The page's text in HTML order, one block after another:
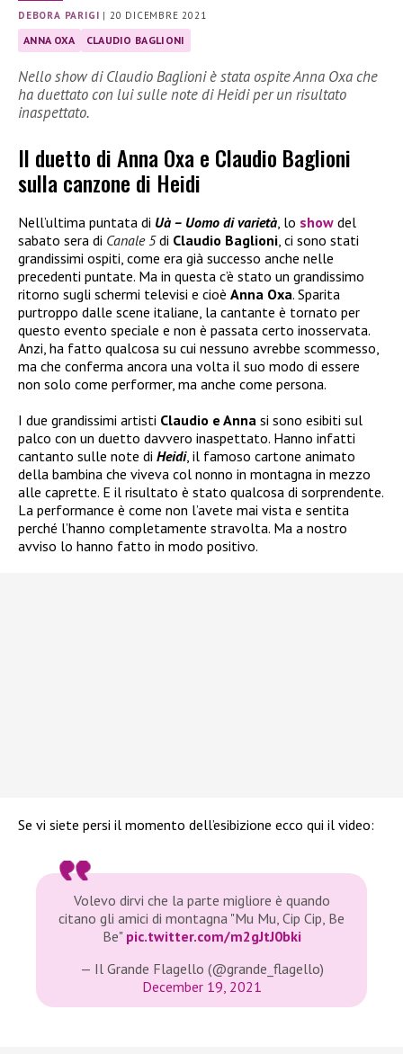
DEBORA PARIGI | 20 DICEMBRE 2021
ANNA OXA CLAUDIO BAGLIONI
Nello show di Claudio Baglioni è stata ospite Anna Oxa che
ha duettato con lui sulle note di Heidi per un risultato
inaspettato.
Il duetto di Anna Oxa e Claudio Baglioni
sulla canzone di Heidi
Nell’ultima puntata di Uà – Uomo di varietà , lo show del
sabato sera di Canale 5di Claudio Baglioni , ci sono stati
grandissimi ospiti, come era già successo anche nelle
precedenti puntate. Ma in questa c’è stato un grandissimo
ritorno sugli schermi televisi e cioè Anna Oxa. Sparita
purtroppo dalle scene italiane, la cantante è tornato per
questo evento speciale e non è passata certo inosservata.
Anzi, ha fatto qualcosa su cui nessuno avrebbe scommesso,
ma che conferma ancora una volta il suo modo di essere
non solo come performer, ma anche come persona.
I due grandissimi artisti Claudio e Anna si sono esibiti sul
palco con un duetto davvero inaspettato. Hanno infatti
cantanto sulle note di Heidi, il famoso cartone animato
della bambina che viveva col nonno in montagna in mezzo
alle caprette. E il risultato è stato qualcosa di sorprendente.
La performance è come non l’avete mai vista e sentita
perché l’hanno completamente stravolta. Ma a nostro
avviso lo hanno fatto in modo positivo.
Se vi siete persi il momento dell’esibizione ecco qui il video:
Volevo dirvi che la parte migliore è quando
citano gli amici di montagna "Mu Mu, Cip Cip, Be
Be" pic.twitter.com/m2gJtJ0bki
— Il Grande Flagello (@grande_flagello)
December 19, 2021